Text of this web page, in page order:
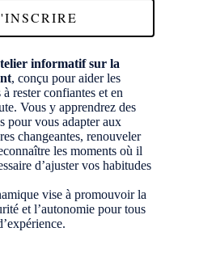
informatif sur la
, conçu pour aider les
à rester confiantes et en
Vous y apprendrez des
pour vous adapter aux
changeantes, renouveler
les moments où il
d’ajuster vos habitudes
vise à promouvoir la
et l’autonomie pour tous